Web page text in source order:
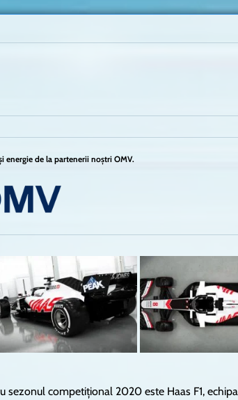
energie de la partenerii noștri OMV.
sezonul competițional 2020 este Haas F1, echipa